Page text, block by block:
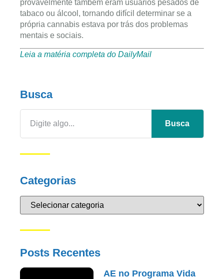
provavelmente também eram usuários pesados ​​de
tabaco ou álcool, tornando difícil determinar se a
própria cannabis estava por trás dos problemas
mentais e sociais.
Leia a matéria completa do DailyMail
Busca
Busca
Categorias
Posts Recentes
AE no Programa Vida